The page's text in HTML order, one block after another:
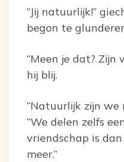
“Jij natuurlijk!”
begon te
“Meen je dat? Zijn
hij blij.
“Natuurlijk zijn we
“We delen zelfs
vriendschap is
meer.”